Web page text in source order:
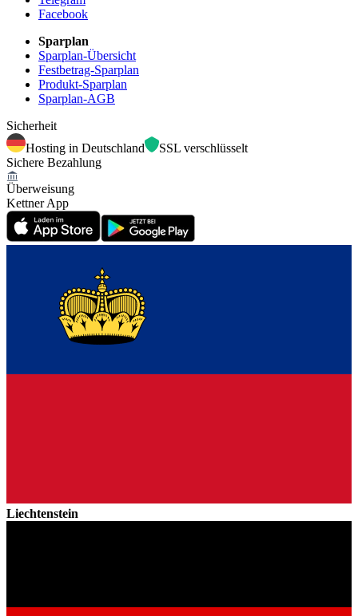
Facebook
Sparplan
Sparplan-Übersicht
Festbetrag-Sparplan
Produkt-Sparplan
Sparplan-AGB
Sicherheit
Hosting in Deutschland
SSL verschlüsselt
Sichere Bezahlung
Überweisung
Kettner App
Liechtenstein